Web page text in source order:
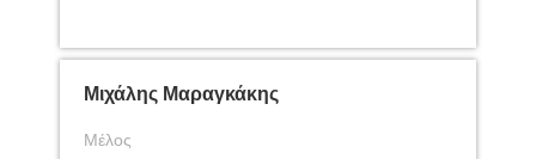
Μιχάλης Μαραγκάκης
Μέλος